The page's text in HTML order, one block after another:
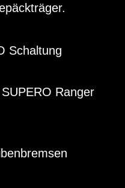
Schaltung
Ranger